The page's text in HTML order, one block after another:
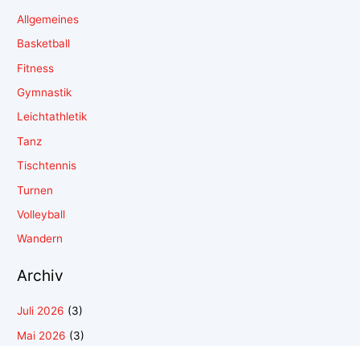
Allgemeines
Basketball
Fitness
Gymnastik
Leichtathletik
Tanz
Tischtennis
Turnen
Volleyball
Wandern
Archiv
Juli 2026 (3)
Mai 2026 (3)